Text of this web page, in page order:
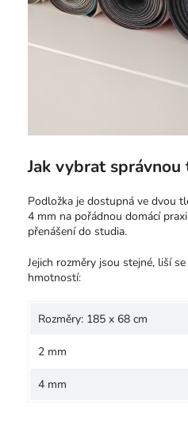
Jak vybrat
Podložka je dostupná ve dvou
4 mm na pořádnou domácí
přenášení do studia.
Jejich rozměry jsou stejné, liší
hmotností:
Rozměry: 185 x 68 cm
2 mm
4 mm